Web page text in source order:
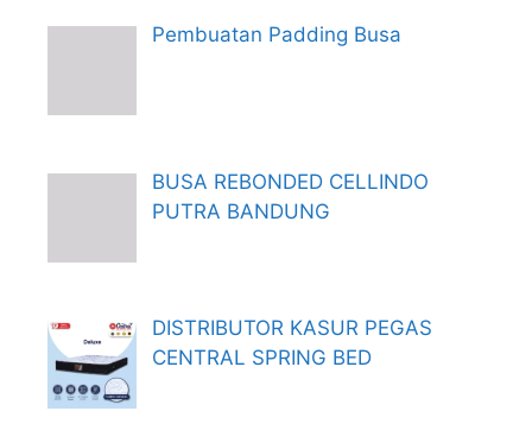
Pembuatan Padding Busa
BUSA REBONDED CELLINDO
PUTRA BANDUNG
DISTRIBUTOR KASUR PEGAS
CENTRAL SPRING BED